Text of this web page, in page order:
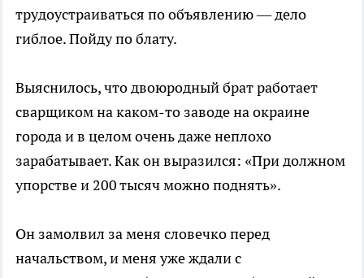
трудоустраиваться по объявлению — дело
гиблое. Пойду по блату.
Выяснилось, что двоюродный брат работает
сварщиком на каком-то заводе на окраине
города и в целом очень даже неплохо
зарабатывает. Как он выразился: «При должном
упорстве и 200 тысяч можно поднять».
Он замолвил за меня словечко перед
начальством, и меня уже ждали с